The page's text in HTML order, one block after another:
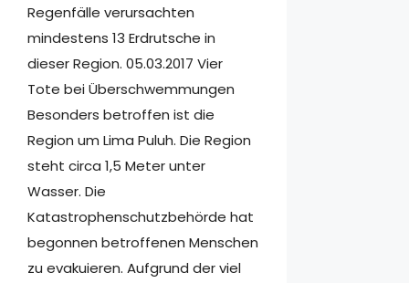
Regenfälle verursachten
mindestens 13 Erdrutsche in
dieser Region. 05.03.2017 Vier
Tote bei Überschwemmungen
Besonders betroffen ist die
Region um Lima Puluh. Die Region
steht circa 1,5 Meter unter
Wasser. Die
Katastrophenschutzbehörde hat
begonnen betroffenen Menschen
zu evakuieren. Aufgrund der viel